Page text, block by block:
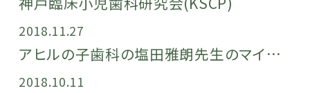
2018.11.27
アヒルの子歯科の塩田雅朗先生のマイオブレース矯正システムの講習会に参加してきました
2018.10.11